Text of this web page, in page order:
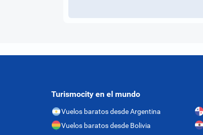
Turismocity en el mundo
Vuelos baratos desde Argentina
Vuelos baratos desde Bolivia